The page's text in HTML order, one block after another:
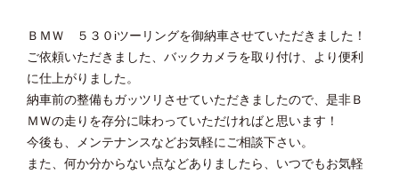
ＢＭＷ ５３０iツーリングを御納車させていただきました！
ご依頼いただきました、バックカメラを取り付け、より便利
に仕上がりました。
納車前の整備もガッツリさせていただきましたので、是非Ｂ
ＭＷの走りを存分に味わっていただければと思います！
今後も、メンテナンスなどお気軽にご相談下さい。
また、何か分からない点などありましたら、いつでもお気軽